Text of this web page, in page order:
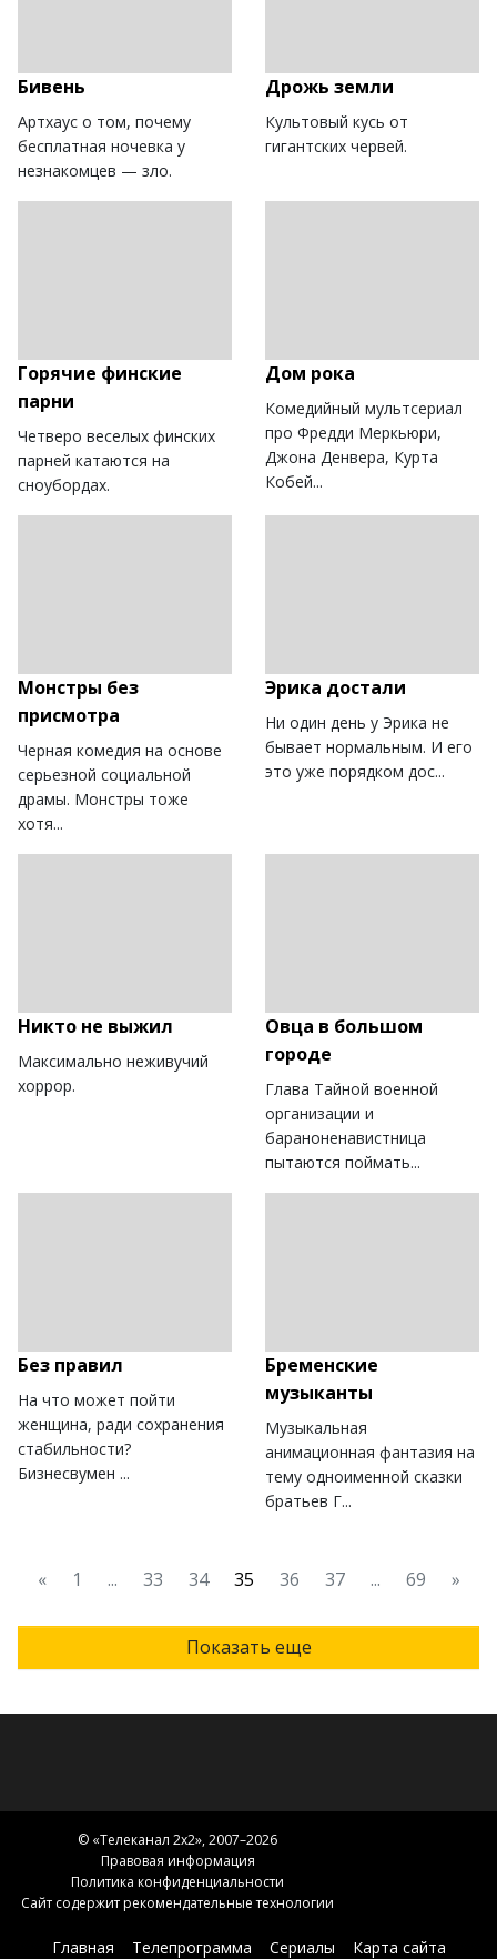
Бивень
Артхаус о том, почему
бесплатная ночевка у
незнакомцев — зло.
Дрожь земли
Культовый кусь от
гигантских червей.
Горячие финские
парни
Четверо веселых финских
парней катаются на
сноубордах.
Дом рока
Комедийный мультсериал
про Фредди Меркьюри,
Джона Денвера, Курта
Кобей...
Монстры без
присмотра
Черная комедия на основе
серьезной социальной
драмы. Монстры тоже
хотя...
Эрика достали
Ни один день у Эрика не
бывает нормальным. И его
это уже порядком дос...
Никто не выжил
Максимально неживучий
хоррор.
Овца в большом
городе
Глава Тайной военной
организации и
бараноненавистница
пытаются поймать...
Без правил
На что может пойти
женщина, ради сохранения
стабильности?
Бизнесвумен ...
Бременские
музыканты
Музыкальная
анимационная фантазия на
тему одноименной сказки
братьев Г...
« 1 ... 33 34 35 36 37 ... 69 »
Показать еще
© «Телеканал 2x2», 2007–2026
Правовая информация
Политика конфиденциальности
Сайт содержит рекомендательные технологии
Главная Телепрограмма Сериалы Карта сайта